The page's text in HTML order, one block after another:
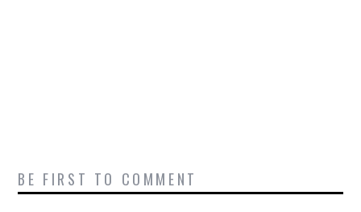
BE FIRST TO COMMENT